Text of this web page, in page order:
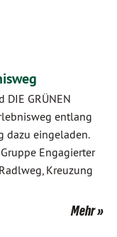
DIE GRÜNEN
entlang
dazu eingeladen.
Engagierter
Kreuzung
Mehr